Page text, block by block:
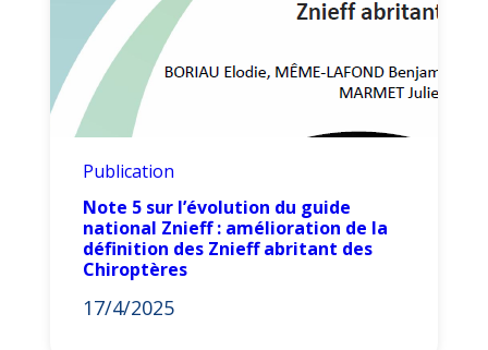
Publication
Note 5 sur l’évolution du guide
national Znieff : amélioration de la
définition des Znieff abritant des
Chiroptères
17/4/2025